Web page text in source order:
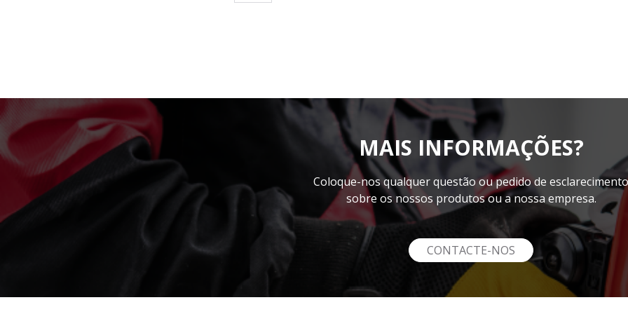
MAIS INFORMAÇÕES?
Coloque-nos qualquer questão ou pedido de esclarecimento
sobre os nossos produtos ou a nossa empresa.
CONTACTE-NOS